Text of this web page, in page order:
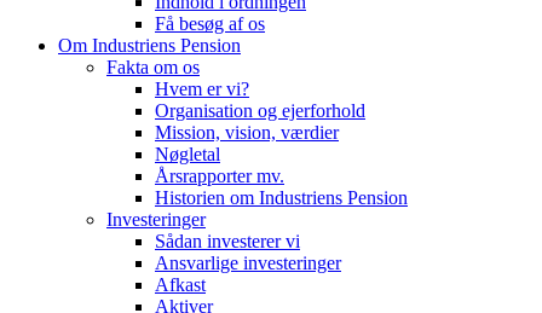
Få besøg af os
Om Industriens Pension
Fakta om os
Hvem er vi?
Organisation og ejerforhold
Mission, vision, værdier
Nøgletal
Årsrapporter mv.
Historien om Industriens Pension
Investeringer
Sådan investerer vi
Ansvarlige investeringer
Afkast
Aktiver